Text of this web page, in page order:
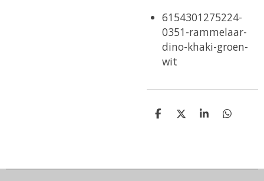
6154301275224-
0351-rammelaar-
dino-khaki-groen-
wit
D
D
S
D